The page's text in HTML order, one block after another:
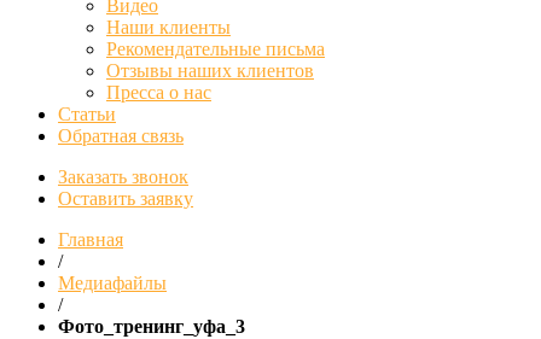
Видео
Наши клиенты
Рекомендательные письма
Отзывы наших клиентов
Пресса о нас
Статьи
Обратная связь
Заказать звонок
Оставить заявку
Главная
/
Медиафайлы
/
Фото_тренинг_уфа_3